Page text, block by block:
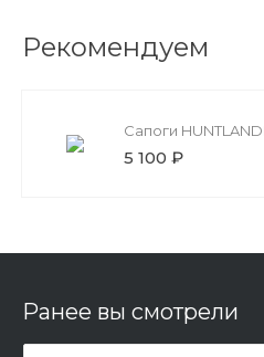
Рекомендуем
Сапоги
5 100 ₽
Ранее вы смотрели